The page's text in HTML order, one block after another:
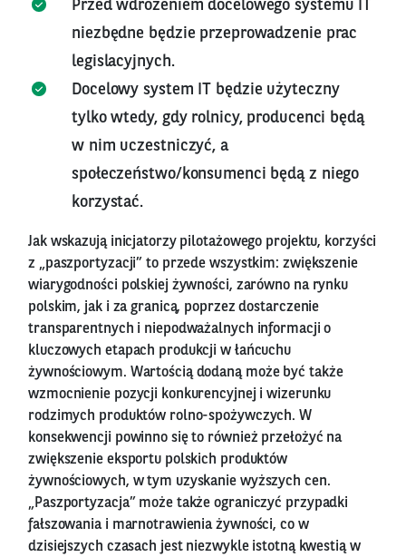
Przed wdrożeniem docelowego systemu IT
niezbędne będzie przeprowadzenie prac
legislacyjnych.
Docelowy system IT będzie użyteczny
tylko wtedy, gdy rolnicy, producenci będą
w nim uczestniczyć, a
społeczeństwo/konsumenci będą z niego
korzystać.
Jak wskazują inicjatorzy pilotażowego projektu, korzyści
z „paszportyzacji” to przede wszystkim: zwiększenie
wiarygodności polskiej żywności, zarówno na rynku
polskim, jak i za granicą, poprzez dostarczenie
transparentnych i niepodważalnych informacji o
kluczowych etapach produkcji w łańcuchu
żywnościowym. Wartością dodaną może być także
wzmocnienie pozycji konkurencyjnej i wizerunku
rodzimych produktów rolno-spożywczych. W
konsekwencji powinno się to również przełożyć na
zwiększenie eksportu polskich produktów
żywnościowych, w tym uzyskanie wyższych cen.
„Paszportyzacja” może także ograniczyć przypadki
fałszowania i marnotrawienia żywności, co w
dzisiejszych czasach jest niezwykle istotną kwestią w